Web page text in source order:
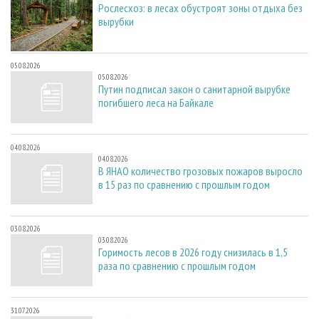
Рослесхоз: в лесах обустроят зоны отдыха без
вырубки
05.08.2026
05.08.2026
Путин подписал закон о санитарной вырубке
погибшего леса на Байкале
04.08.2026
04.08.2026
В ЯНАО количество грозовых пожаров выросло
в 15 раз по сравнению с прошлым годом
03.08.2026
03.08.2026
Горимость лесов в 2026 году снизилась в 1,5
раза по сравнению с прошлым годом
31.07.2026